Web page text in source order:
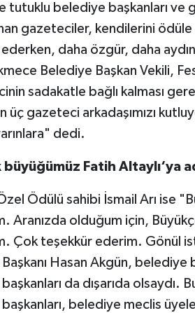
tutuklu belediye başkanları ve
gazeteciler, kendilerini
daha özgür, daha
Belediye Başkan Vekili,
sadakatle bağlı kalması
üç gazeteci arkadaşımızı
dedi.
Fatih Altaylı‘ya
Ödülü sahibi İsmail Arı ise
Aranızda olduğum için,
Çok teşekkür ederim. Gönül
Hasan Akgün, belediye
da dışarıda olsaydı.
belediye meclis